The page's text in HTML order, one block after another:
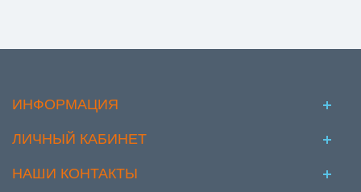
ИНФОРМАЦИЯ
ЛИЧНЫЙ КАБИНЕТ
НАШИ КОНТАКТЫ